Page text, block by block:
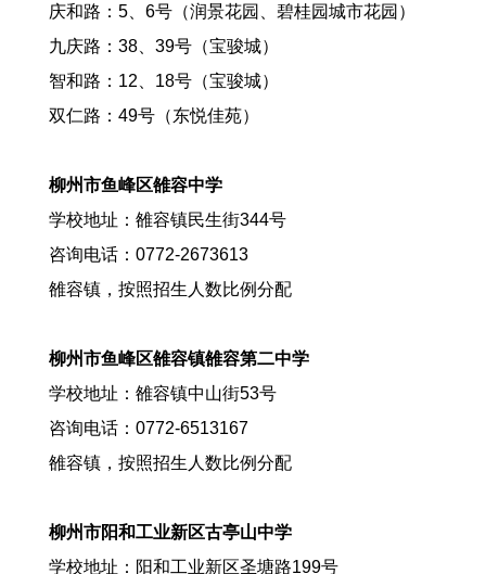
庆和路：5、 6号（润景花园
碧桂园城市花园）
九庆路：38、 39号（宝骏城）
智和路： 12、 18号（宝骏城）
双仁路：49号（东悦佳苑）
柳州市鱼峰区雒容中学
学校地址：雒容镇民生街344号
咨询电话： 0772-2673613
雒容镇，按照招生人数比例分配
柳州市鱼峰区雒容镇雒容第二中学
学校地址：雒容镇中山街53号
咨询电话： 0772-6513167
雒容镇，按照招生人数比例分配
柳州市阳和工业新区古亭山中学
学校地址： 阳和工业新区圣塘路199号